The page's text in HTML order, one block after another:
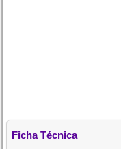
Ficha Técnica